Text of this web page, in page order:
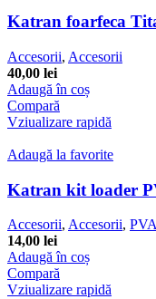
Katran foarfeca
Accesorii, Accesorii
40,00 lei
Adaugă în coș
Compară
Vziualizare rapidă
Adaugă la favorite
Katran kit loader
Accesorii, Accesorii,
14,00 lei
Adaugă în coș
Compară
Vziualizare rapidă